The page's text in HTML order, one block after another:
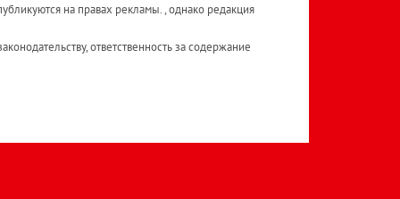
на правах рекламы. , однако редакция
ответственность за содержание